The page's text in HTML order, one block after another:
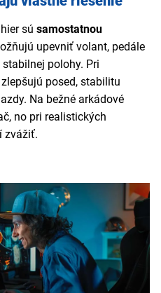
sú samostatnou
upevniť volant, pedále
polohy. Pri
posed, stabilitu
Na bežné arkádové
no pri realistických
zvážiť.